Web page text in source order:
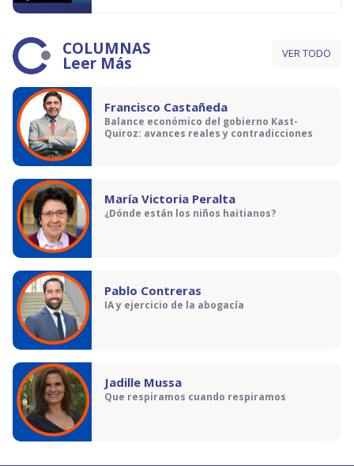
COLUMNAS
Leer Más VER TODO
Francisco Castañeda
Balance económico del gobierno Kast-
Quiroz: avances reales y contradicciones
María Victoria Peralta
¿Dónde están los niños haitianos?
Pablo Contreras
IA y ejercicio de la abogacía
Jadille Mussa
Que respiramos cuando respiramos